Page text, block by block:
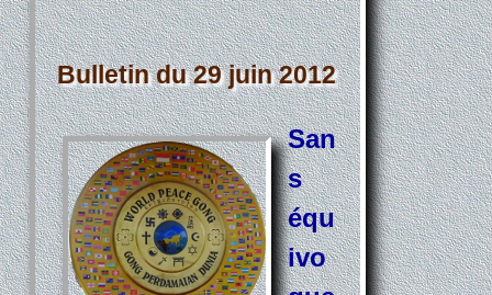
Bulletin du 29 juin 2012
San
s
équ
ivo